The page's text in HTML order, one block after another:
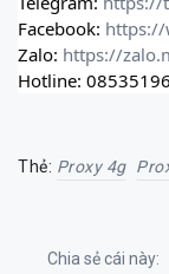
Facebook: https://
Zalo: https://
Hotline:
Thẻ: Proxy 4g
Chia sẻ cái này: